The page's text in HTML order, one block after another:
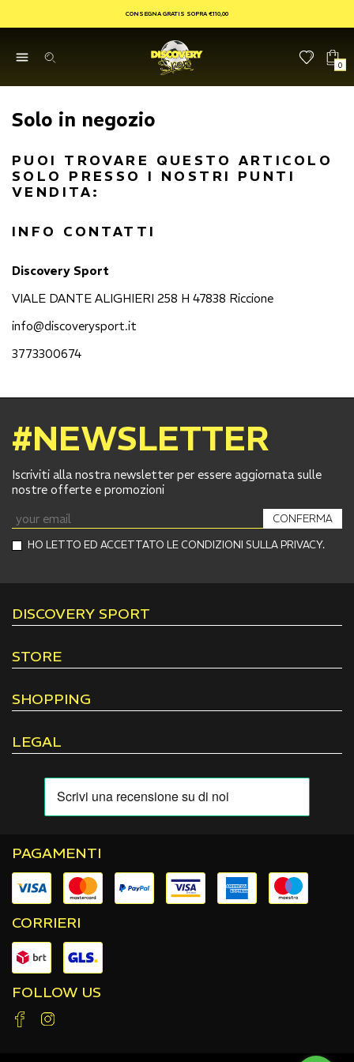
CONSEGNA GRATIS SOPRA €110,00
0
Solo in negozio
PUOI TROVARE QUESTO ARTICOLO
SOLO PRESSO I NOSTRI PUNTI
VENDITA:
INFO CONTATTI
Discovery Sport
VIALE DANTE ALIGHIERI 258 H 47838 Riccione
info@discoverysport.it
3773300674
#NEWSLETTER
Iscriviti alla nostra newsletter per essere aggiornata sulle
nostre offerte e promozioni
HO LETTO ED ACCETTATO LE CONDIZIONI SULLA PRIVACY.
CONFERMA
DISCOVERY SPORT
STORE
SHOPPING
LEGAL
PAGAMENTI
CORRIERI
FOLLOW US